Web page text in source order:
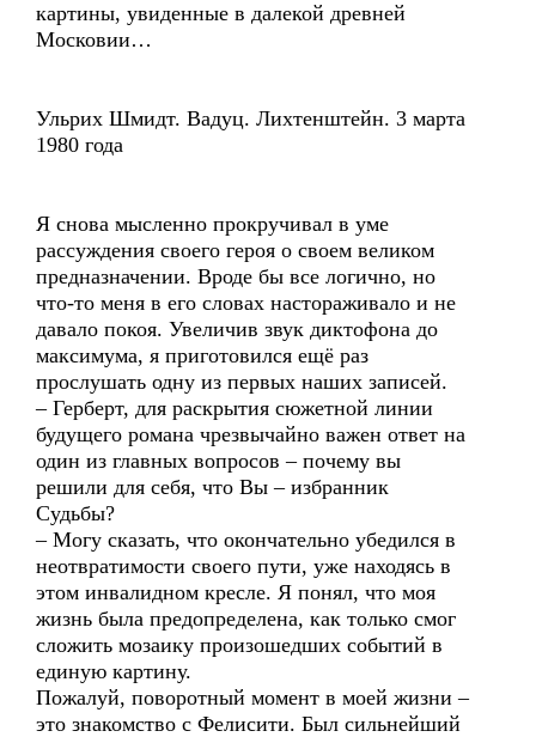
картины, увиденные в далекой древней
Московии…
Ульрих Шмидт. Вадуц. Лихтенштейн. 3 марта
1980 года
Я снова мысленно прокручивал в уме
рассуждения своего героя о своем великом
предназначении. Вроде бы все логично, но
что-то меня в его словах настораживало и не
давало покоя. Увеличив звук диктофона до
максимума, я приготовился ещё раз
прослушать одну из первых наших записей.
– Герберт, для раскрытия сюжетной линии
будущего романа чрезвычайно важен ответ на
один из главных вопросов – почему вы
решили для себя, что Вы – избранник
Судьбы?
– Могу сказать, что окончательно убедился в
неотвратимости своего пути, уже находясь в
этом инвалидном кресле. Я понял, что моя
жизнь была предопределена, как только смог
сложить мозаику произошедших событий в
единую картину.
Пожалуй, поворотный момент в моей жизни –
это знакомство с Фелисити. Был сильнейший